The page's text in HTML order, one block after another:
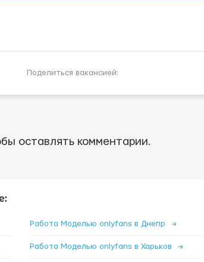
Поделиться вакансией:
оставлять комментарии.
Работа Моделью onlyfans в Днепр →
Работа Моделью onlyfans в Харьков →